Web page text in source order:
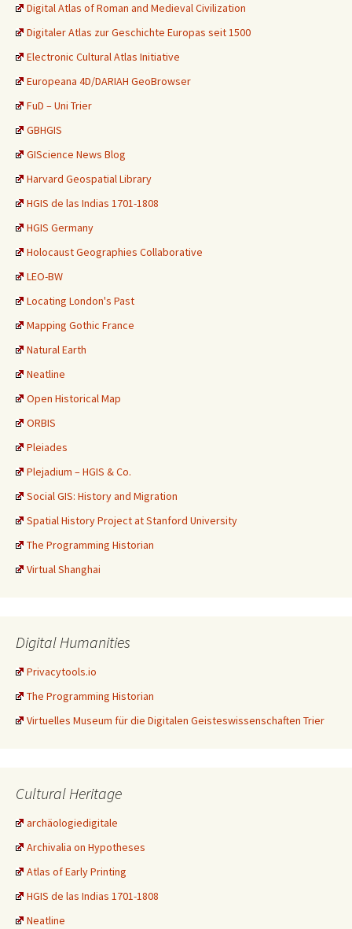
Digital Atlas of Roman and Medieval Civilization
Digitaler Atlas zur Geschichte Europas seit 1500
Electronic Cultural Atlas Initiative
Europeana 4D/DARIAH GeoBrowser
FuD – Uni Trier
GBHGIS
GIScience News Blog
Harvard Geospatial Library
HGIS de las Indias 1701-1808
HGIS Germany
Holocaust Geographies Collaborative
LEO-BW
Locating London's Past
Mapping Gothic France
Natural Earth
Neatline
Open Historical Map
ORBIS
Pleiades
Plejadium – HGIS & Co.
Social GIS: History and Migration
Spatial History Project at Stanford University
The Programming Historian
Virtual Shanghai
Digital Humanities
Privacytools.io
The Programming Historian
Virtuelles Museum für die Digitalen Geisteswissenschaften Trier
Cultural Heritage
archäologiedigitale
Archivalia on Hypotheses
Atlas of Early Printing
HGIS de las Indias 1701-1808
Neatline